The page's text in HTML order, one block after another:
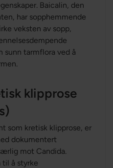
Baicalin, den
har sopphemmende
veksten av sopp,
sunn tarmflora ved å
klipprose
som kretisk klipprose, er
dokumentert
mot Candida.
til å styrke